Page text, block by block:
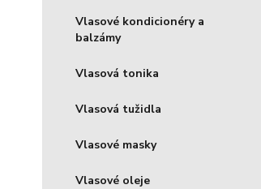
Vlasové kondicionéry a
balzámy
Vlasová tonika
Vlasová tužidla
Vlasové masky
Vlasové oleje